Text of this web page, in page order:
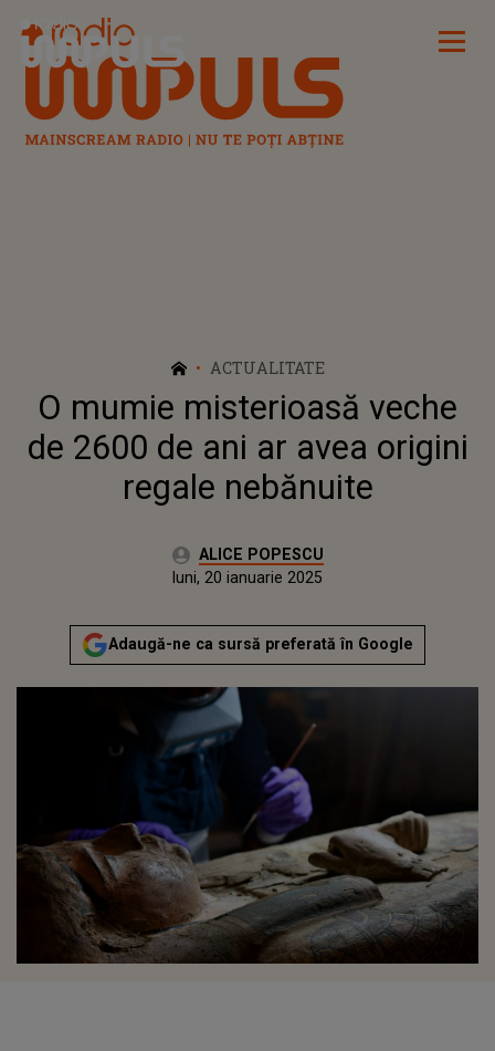
Radio Impuls
ACTUALITATE
O mumie misterioasă veche
de 2600 de ani ar avea origini
regale nebănuite
Autor:ALICE POPESCU
Publicat:
luni, 20 ianuarie 2025
Adaugă-ne ca sursă preferată în Google